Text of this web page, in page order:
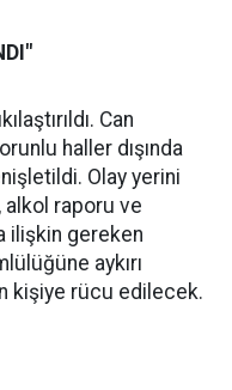
Can
haller dışında
Olay yerini
alkol raporu ve
ilişkin gereken
aykırı
kişiye rücu edilecek.